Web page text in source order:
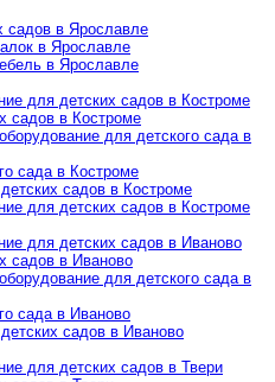
садов в Ярославле
в Ярославле
в Ярославле
для детских садов в Костроме
садов в Костроме
для детского сада в
сада в Костроме
садов в Костроме
для детских садов в Костроме
для детских садов в Иваново
садов в Иваново
для детского сада в
сада в Иваново
садов в Иваново
для детских садов в Твери